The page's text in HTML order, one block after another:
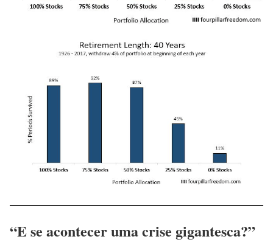
“E se acontecer uma crise gigantesca?”